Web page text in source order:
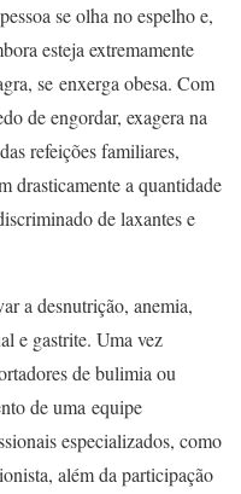
se olha no espelho e,
esteja extremamente
se enxerga obesa. Com
de engordar, exagera na
refeições familiares,
drasticamente a quantidade
de laxantes e
a desnutrição, anemia,
e gastrite. Uma vez
de bulimia ou
de uma equipe
especializados, como
além da participação